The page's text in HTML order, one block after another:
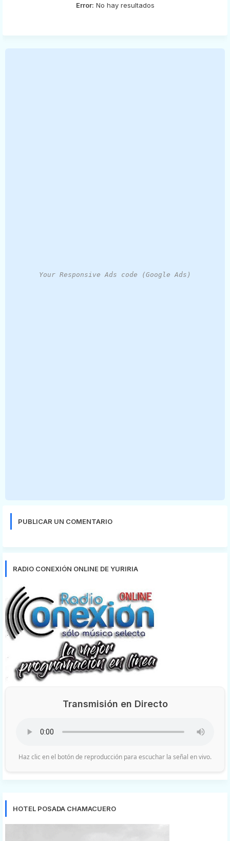
Error: No hay resultados
Your Responsive Ads code (Google Ads)
PUBLICAR UN COMENTARIO
RADIO CONEXIÓN ONLINE DE YURIRIA
Transmisión en Directo
Haz clic en el botón de reproducción para escuchar la señal en vivo.
HOTEL POSADA CHAMACUERO